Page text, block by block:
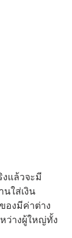
แล้วจะมี
ใส่เงิน
องมีค่าต่าง
ว่างผู้ใหญ่ทั้ง